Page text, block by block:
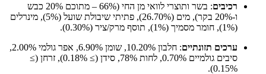
רכיבים
: בשר ותוצרי לוואי מן החי (66% – מתוכם 20% כבש
ו-20% בקר), מים (26.70%), פתיתי שיבולת שועל (5%), מינרלים
(1%), חומר מסמיך (1%), תוסף מרק/ציר (0.30%).
ערכים תזונתיים
: חלבון 10.20%, שומן 6.90%, אפר גולמי 2.00%,
סיבים גולמיים 0.70%, לחות 78%, סידן (≥ 0.18%), זרחן (≥
0.15%).